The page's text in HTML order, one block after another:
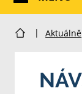
| Aktuálně